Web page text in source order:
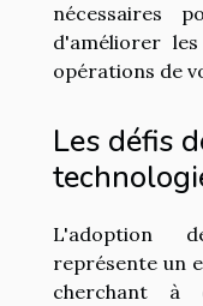
nécessaires
d'améliorer
opérations de
Les défis
L'adoption
représente un
cherchant à